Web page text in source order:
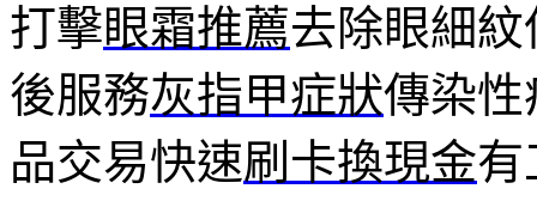
打擊眼霜推薦去除眼細
後服務灰指甲症狀傳染性
品交易快速刷卡換現金有